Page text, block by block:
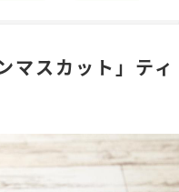
調味酢
マスカット」ティ